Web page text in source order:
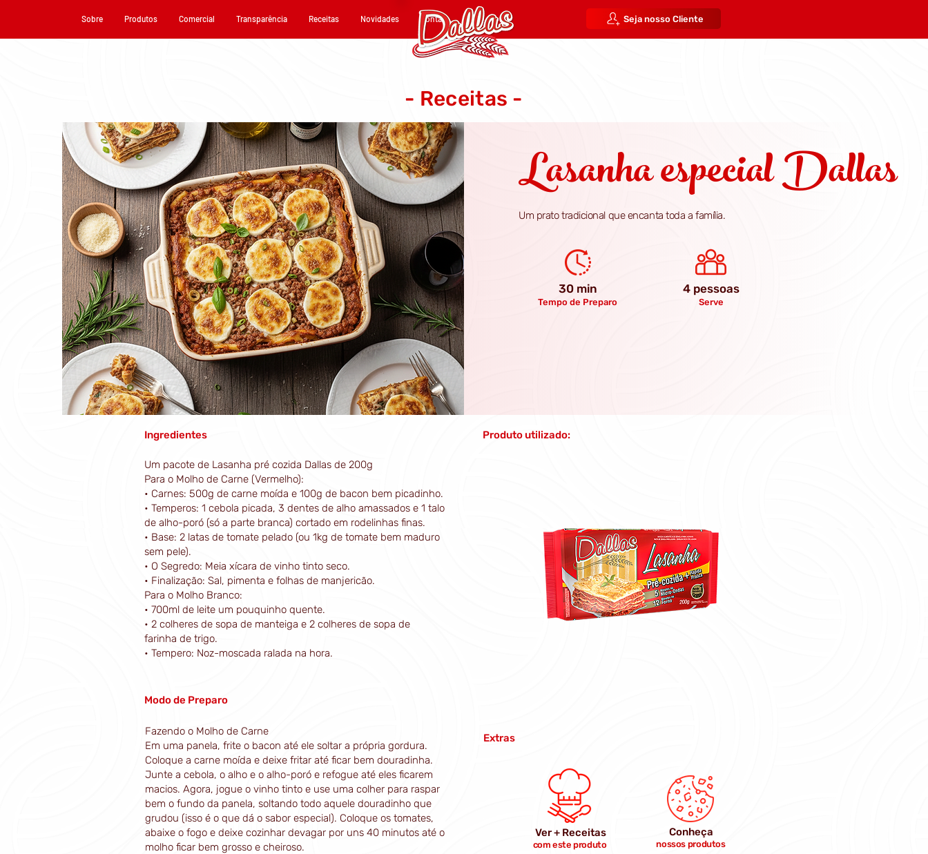
Sobre Produtos Comercial Transparência Receitas Novidades Contato Seja nosso Cliente
- Receitas -
Lasanha especial Dallas
Um prato tradicional que encanta toda a família.
30 min
Tempo de Preparo
4 pessoas
Serve
Ingredientes
Um pacote de Lasanha pré cozida Dallas de 200g
Para o Molho de Carne (Vermelho):
• Carnes: 500g de carne moída e 100g de bacon bem picadinho.
• Temperos: 1 cebola picada, 3 dentes de alho amassados e 1 talo
de alho-poró (só a parte branca) cortado em rodelinhas finas.
• Base: 2 latas de tomate pelado (ou 1kg de tomate bem maduro
sem pele).
• O Segredo: Meia xícara de vinho tinto seco.
• Finalização: Sal, pimenta e folhas de manjericão.
Para o Molho Branco:
• 700ml de leite um pouquinho quente.
• 2 colheres de sopa de manteiga e 2 colheres de sopa de
farinha de trigo.
• Tempero: Noz-moscada ralada na hora.
Modo de Preparo
Fazendo o Molho de Carne
Em uma panela, frite o bacon até ele soltar a própria gordura.
Coloque a carne moída e deixe fritar até ficar bem douradinha.
Junte a cebola, o alho e o alho-poró e refogue até eles ficarem
macios. Agora, jogue o vinho tinto e use uma colher para raspar
bem o fundo da panela, soltando todo aquele douradinho que
grudou (isso é o que dá o sabor especial). Coloque os tomates,
abaixe o fogo e deixe cozinhar devagar por uns 40 minutos até o
molho ficar bem grosso e cheiroso.
Produto utilizado:
Extras
Ver + Receitas
com este produto
Conheça
nossos produtos